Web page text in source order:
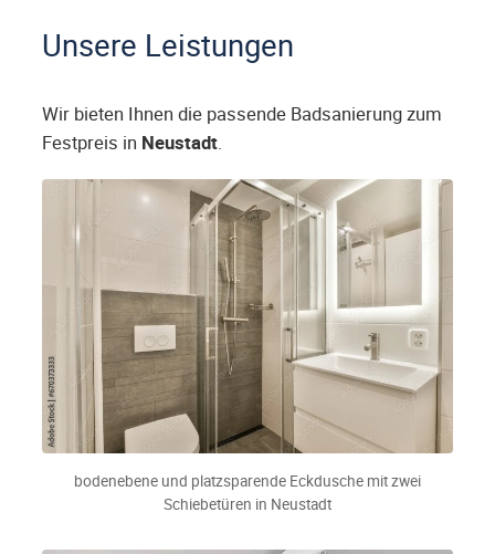
Unsere Leistungen
Wir bieten Ihnen die passende Badsanierung zum
Festpreis in Neustadt.
bodenebene und platzsparende Eckdusche mit zwei
Schiebetüren in Neustadt